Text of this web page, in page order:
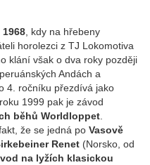
, kdy na hřebeny
horolezci z TJ Lokomotiva
klání však o dva roky později
Andách a
4. ročníku přezdívá jako
roku 1999 pak je závod
běhů Worldloppet
že se jedná po Vasově
Renet (Norsko, od
na lyžích klasickou